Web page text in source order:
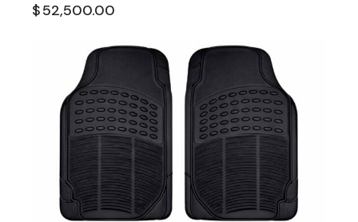
$52,500.00